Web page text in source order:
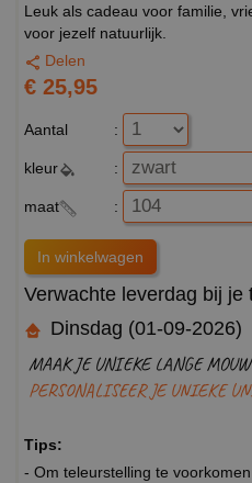
Leuk als cadeau voor familie,
voor jezelf natuurlijk.
Delen
€ 25,95
Aantal :
kleur :
maat :
Verwachte leverdag bij je
Dinsdag (01-09-2026)
MAAK JE UNIEKE LANGE
PERSONALISEER JE UNIEKE
Tips:
- Om teleurstelling te